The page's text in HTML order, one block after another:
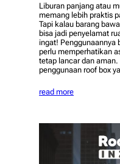
Liburan panjang atau
memang lebih praktis
Tapi kalau barang
bisa jadi penyelamat
ingat! Penggunaannya
perlu memperhatikan
tetap lancar dan
penggunaan roof box
read more